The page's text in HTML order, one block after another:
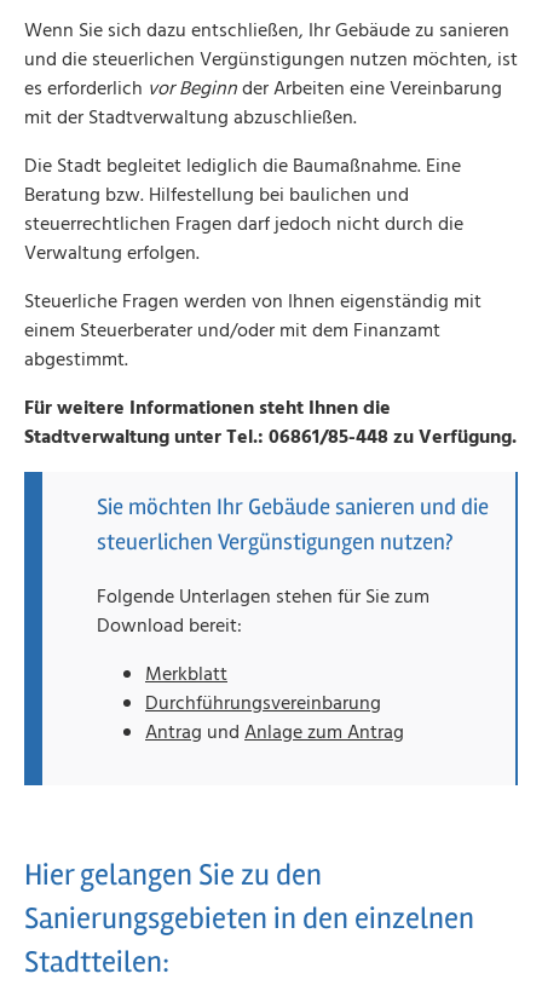
Wenn Sie sich dazu entschließen, Ihr Gebäude zu sanieren
und die steuerlichen Vergünstigungen nutzen möchten, ist
es erforderlich vor Beginnder Arbeiten eine Vereinbarung
mit der Stadtverwaltung abzuschließen.
Die Stadt begleitet lediglich die Baumaßnahme. Eine
Beratung bzw. Hilfestellung bei baulichen und
steuerrechtlichen Fragen darf jedoch nicht durch die
Verwaltung erfolgen.
Steuerliche Fragen werden von Ihnen eigenständig mit
einem Steuerberater und/oder mit dem Finanzamt
abgestimmt.
Für weitere Informationen steht Ihnen die
Stadtverwaltung unter Tel.: 06861/85-448 zu Verfügung.
Sie möchten Ihr Gebäude sanieren und die
steuerlichen Vergünstigungen nutzen?
Folgende Unterlagen stehen für Sie zum
Download bereit:
Merkblatt
Durchführungsvereinbarung
Antrag undAnlage zum Antrag
Hier gelangen Sie zu den
Sanierungsgebieten in den einzelnen
Stadtteilen: